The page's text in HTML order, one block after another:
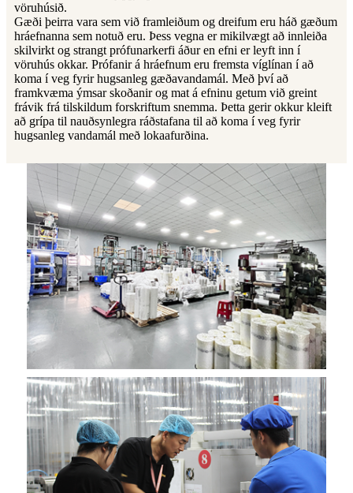
vöruhúsið.
Gæði þeirra vara sem við framleiðum og dreifum eru háð gæðum
hráefnanna sem notuð eru. Þess vegna er mikilvægt að innleiða
skilvirkt og strangt prófunarkerfi áður en efni er leyft inn í
vöruhús okkar. Prófanir á hráefnum eru fremsta víglínan í að
koma í veg fyrir hugsanleg gæðavandamál. Með því að
framkvæma ýmsar skoðanir og mat á efninu getum við greint
frávik frá tilskildum forskriftum snemma. Þetta gerir okkur kleift
að grípa til nauðsynlegra ráðstafana til að koma í veg fyrir
hugsanleg vandamál með lokaafurðina.